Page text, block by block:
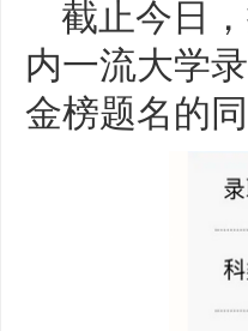
截止今日
内一流大学
金榜题名的